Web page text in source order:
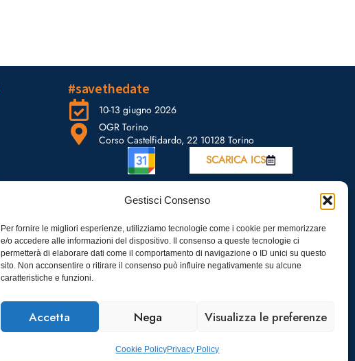
Gestisci Consenso
Per fornire le migliori esperienze, utilizziamo tecnologie come i cookie per memorizzare
e/o accedere alle informazioni del dispositivo. Il consenso a queste tecnologie ci
permetterà di elaborare dati come il comportamento di navigazione o ID unici su questo
sito. Non acconsentire o ritirare il consenso può influire negativamente su alcune
caratteristiche e funzioni.
Accetta Nega Visualizza le preferenze
Cookie PolicyPrivacy Policy
#savethedate
10-13 giugno 2026
OGR Torino
Corso Castelfidardo, 22 10128 Torino
SCARICA ICS